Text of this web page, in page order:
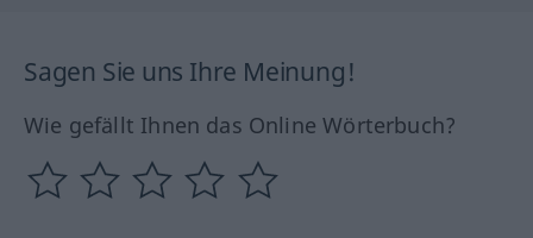
Sagen Sie uns Ihre Meinung!
Wie gefällt Ihnen das Online Wörterbuch?